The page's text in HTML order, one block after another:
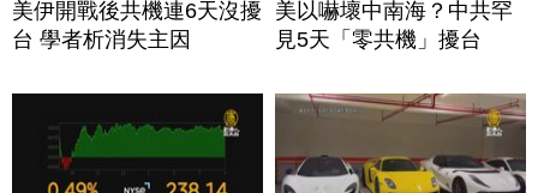
美伊開戰後共機連6天沒擾
台 學者析消失主因
美以嚇壞中南海？中共罕
見5天「零共機」擾台